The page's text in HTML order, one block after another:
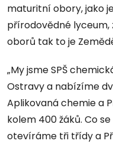
maturitní obory, jako
přírodovědné
oborů tak to je
„My jsme SPŠ
Ostravy a nabízíme
Aplikovaná chemie a
kolem 400 žáků. Co
otevíráme tři třídy a